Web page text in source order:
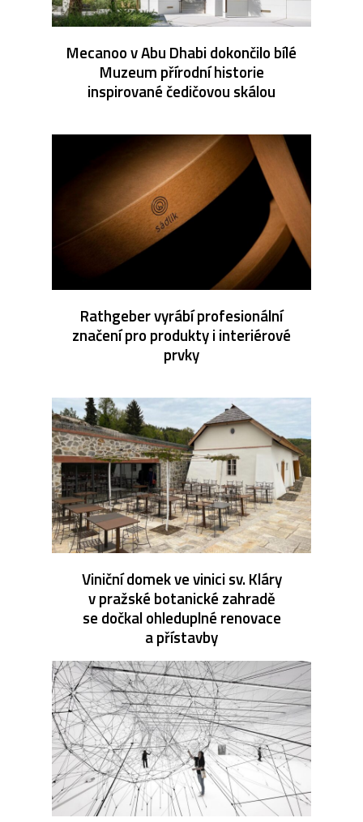
Mecanoo v Abu Dhabi dokončilo bílé
Muzeum přírodní historie
inspirované čedičovou skálou
Rathgeber vyrábí profesionální
značení pro produkty i interiérové
prvky
Viniční domek ve vinici sv. Kláry
v pražské botanické zahradě
se dočkal ohleduplné renovace
a přístavby